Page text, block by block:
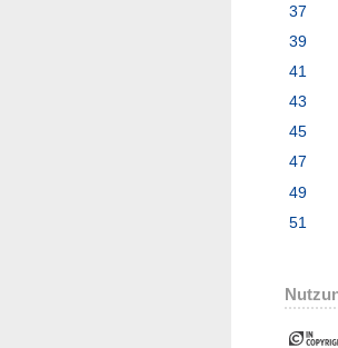
37
39
41
43
45
47
49
51